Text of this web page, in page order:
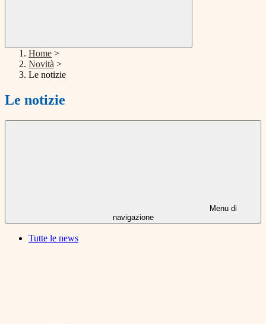
Home >
Novità >
Le notizie
Le notizie
Menu di
navigazione
Tutte le news